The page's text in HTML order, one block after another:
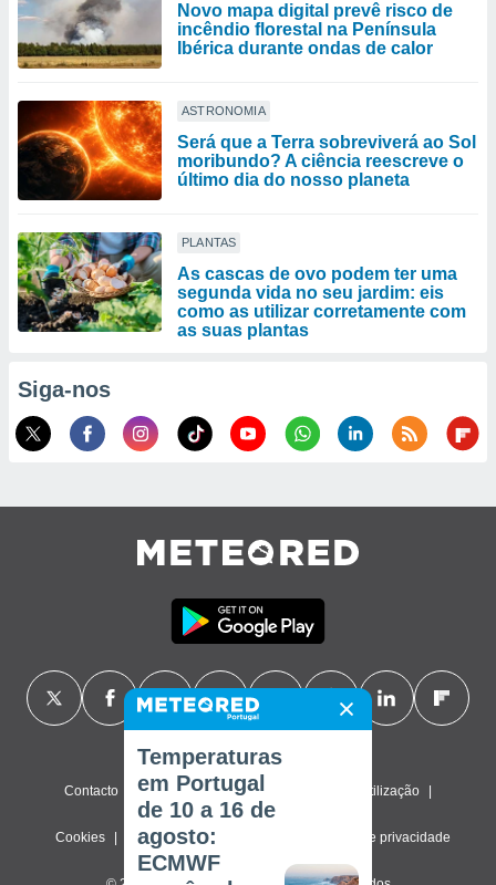
Novo mapa digital prevê risco de
incêndio florestal na Península
Ibérica durante ondas de calor
ASTRONOMIA
Será que a Terra sobreviverá ao Sol
moribundo? A ciência reescreve o
último dia do nosso planeta
PLANTAS
As cascas de ovo podem ter uma
segunda vida no seu jardim: eis
como as utilizar corretamente com
as suas plantas
Siga-nos
Contacto Sobre nós FAQ Termos de utilização
Cookies Política de privacidade Definições de privacidade
Temperaturas
em Portugal
de 10 a 16 de
agosto:
ECMWF